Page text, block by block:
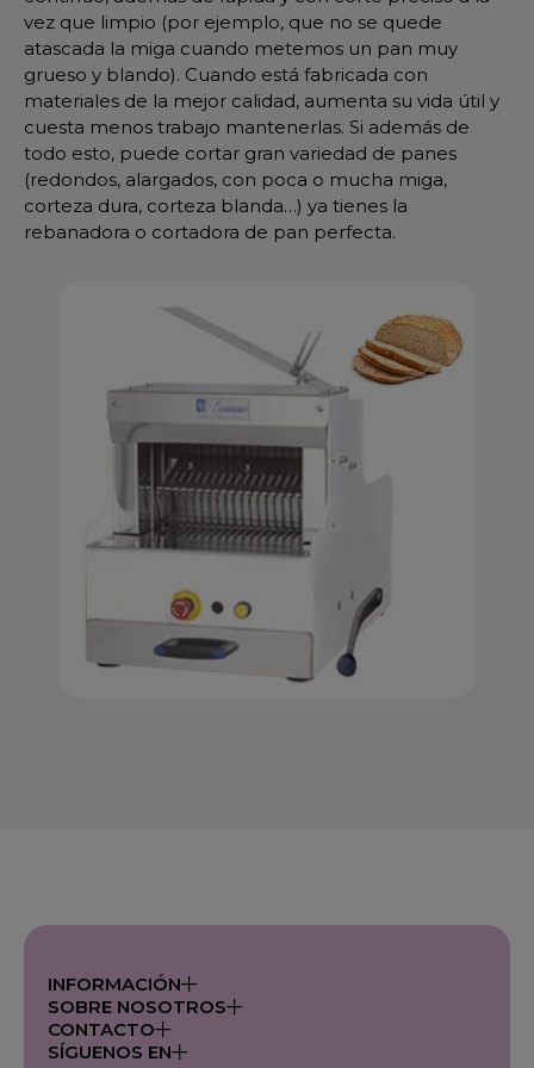
vez que limpio (por ejemplo, que no se quede
atascada la miga cuando metemos un pan muy
grueso y blando). Cuando está fabricada con
materiales de la mejor calidad, aumenta su vida útil y
cuesta menos trabajo mantenerlas. Si además de
todo esto, puede cortar gran variedad de panes
(redondos, alargados, con poca o mucha miga,
corteza dura, corteza blanda…) ya tienes la
rebanadora o cortadora de pan perfecta.
INFORMACIÓN
SOBRE NOSOTROS
CONTACTO
SÍGUENOS EN